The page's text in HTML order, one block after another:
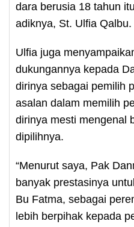
dara berusia 18 tahun
adiknya, St. Ulfia Qalbu.
Ulfia juga
dukungannya kepada
dirinya sebagai pemilih
asalan dalam memilih
dirinya mesti mengenal
dipilihnya.
“Menurut saya, Pak
banyak prestasinya
Bu Fatma, sebagai
lebih berpihak kepada